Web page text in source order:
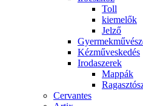
Toll
kiemelők
Jelző
Kézműveskedés
Irodaszerek
Mappák
Cervantes